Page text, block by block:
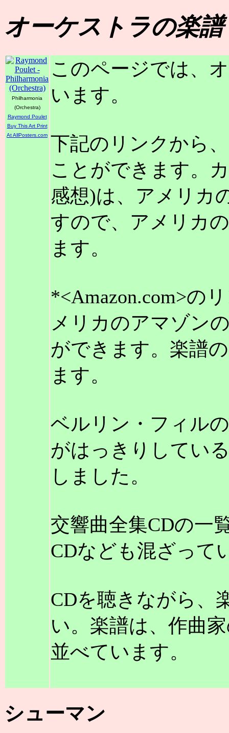
オーケストラの楽譜
Philharmonia
(Orchestra)
Raymond Poulet
Buy This Art Print
At AllPosters.com
このページでは、
います。
下記のリンクから
ことができます。
感想)は、アメリカ
すので、アメリカ
ます。
*<Amazon.com>の
メリカのアマゾン
ができます。楽譜
ます。
ベルリン・フィル
がはっきりしてい
しました。
交響曲全集CDの一
CDなども混ざって
CDを聴きながら、
い。楽譜は、作曲
並べています。
シューマン